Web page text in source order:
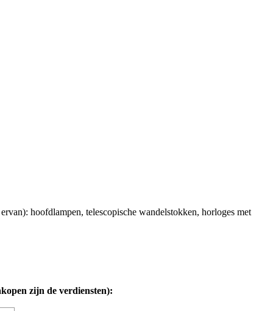
hoofdlampen, telescopische wandelstokken, horloges met
zijn de verdiensten):